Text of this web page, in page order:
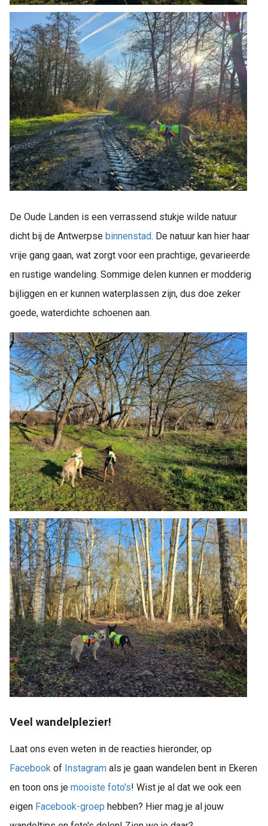
De Oude Landen is een verrassend stukje wilde natuur
dicht bij de Antwerpse binnenstad. De natuur kan hier haar
vrije gang gaan, wat zorgt voor een prachtige, gevarieerde
en rustige wandeling. Sommige delen kunnen er modderig
bijliggen en er kunnen waterplassen zijn, dus doe zeker
goede, waterdichte schoenen aan.
Veel wandelplezier!
Laat ons even weten in de reacties hieronder, op
Facebook of Instagram als je gaan wandelen bent in Ekeren
en toon ons je mooiste foto's! Wist je al dat we ook een
eigen Facebook-groep hebben? Hier mag je al jouw